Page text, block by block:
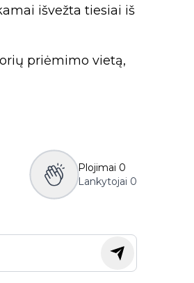
išvežta tiesiai iš
priėmimo vietą,
Plojimai 0
Lankytojai 0